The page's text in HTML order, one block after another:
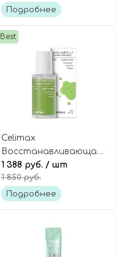
пшеницы, PDRN 4%
Подробнее
Best
Celimax
Восстанавливающая
ампульная сыворотка
с экстрактом плодов
нони, The Real Noni
1 388 руб. / шт
1 850 руб.
Подробнее